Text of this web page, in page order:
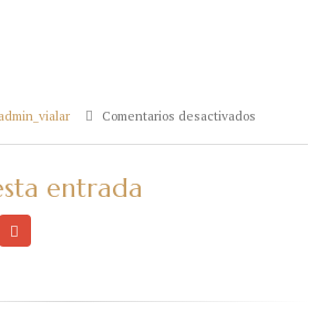
admin_vialar Comentarios desactivados
entrada